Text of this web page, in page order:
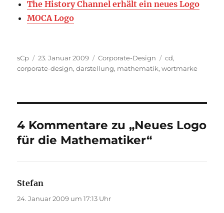
The History Channel erhält ein neues Logo
MOCA Logo
Autor
sCp
Veröffentlicht
am
23. Januar 2009 Kategorien
Corporate-Design Schlagwörter
cd,
corporate-design,darstellung, mathematik,wortmarke
4 Kommentare zu „Neues Logo
für die Mathematiker“
Stefan
24. Januar 2009 um 17:13 Uhr